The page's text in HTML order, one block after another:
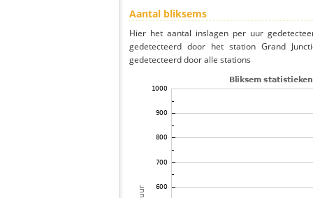
Aantal bliksems
Hier het aantal inslagen per uur
gedetecteerd door het station Grand
gedetecteerd door alle stations